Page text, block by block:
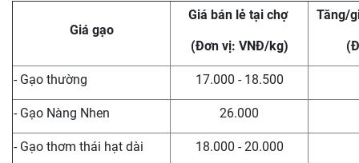
Giá gạo
Giá bán lẻ tại chợ
(Đơn vị: VNĐ/kg)
Tăng/
- Gạo thường 17.000 - 18.500
- Gạo Nàng Nhen 26.000
- Gạo thơm thái hạt dài 18.000 - 20.000